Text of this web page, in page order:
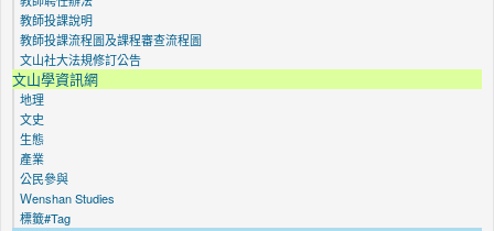
教師投課說明
教師投課流程圖及課程審查流程圖
文山社大法規修訂公告
文山學資訊網
地理
文史
生態
產業
公民參與
Ｗenshan Studies
標籤#Tag